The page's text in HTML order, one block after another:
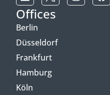
Offices
Berlin
Düsseldorf
Frankfurt
Hamburg
Köln